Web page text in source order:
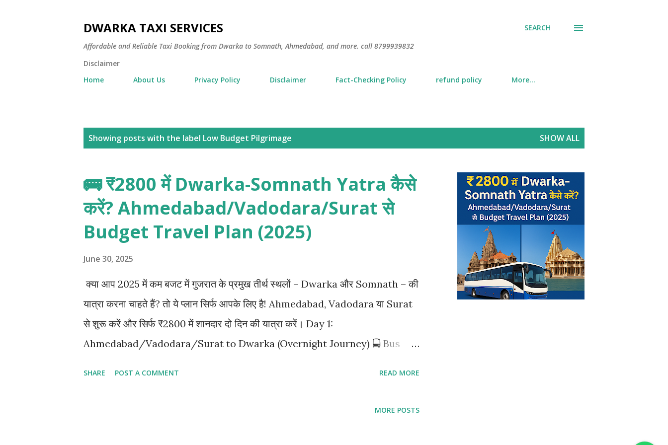
DWARKA TAXI SERVICES
Affordable and Reliable Taxi Booking from Dwarka to Somnath, Ahmedabad, and more. call 8799939832
SEARCH
Disclaimer
Home
About Us Privacy Policy Disclaimer Fact-Checking Policy refund policy More…
Showing posts with the label Low Budget Pilgrimage SHOW ALL
🚌 ₹2800 में Dwarka-Somnath Yatra कैसे
करें? Ahmedabad/Vadodara/Surat से
Budget Travel Plan (2025)
June 30, 2025
क्या आप 2025 में कम बजट में गुजरात के प्रमुख तीर्थ स्थलों – Dwarka और Somnath – की
यात्रा करना चाहते हैं? तो ये प्लान सिर्फ आपके लिए है! Ahmedabad, Vadodara या Surat
से शुरू करें और सिर्फ ₹2800 में शानदार दो दिन की यात्रा करें। Day 1:
Ahmedabad/Vadodara/Surat to Dwarka (Overnight Journey) 🚍 Bus
SHARE POST A COMMENT READ MORE
MORE POSTS